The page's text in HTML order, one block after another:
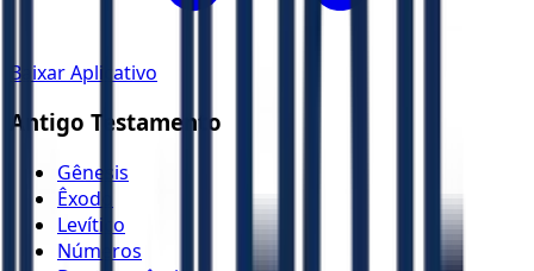
Baixar Aplicativo
Antigo Testamento
Gênesis
Êxodo
Levítico
Números